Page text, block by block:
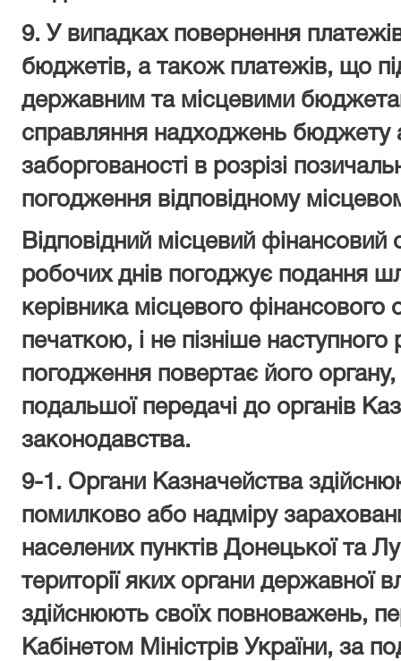
9. У випадках повернення
бюджетів, а також платежів, що
державним та місцевими
справляння надходжень бюджету
заборгованості в розрізі
погодження відповідному
Відповідний місцевий
робочих днів погоджує подання
керівника місцевого
печаткою, і не пізніше наступного
погодження повертає його
подальшої передачі до органів
законодавства.
9-1 . Органи Казначейства
помилково або надміру
населених пунктів Донецької та
території яких органи державної
здійснюють своїх повноважень,
Кабінетом Міністрів України, за